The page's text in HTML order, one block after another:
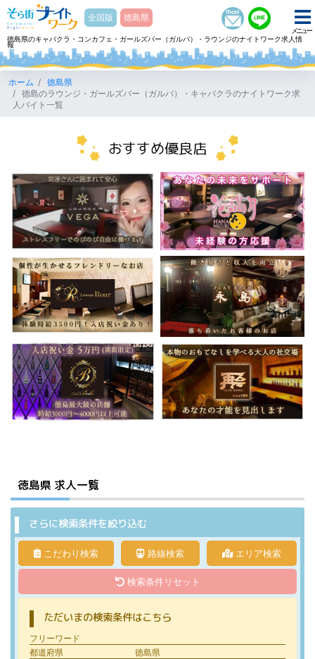
メニュー
そら街ナイトワーク
全国版
徳島県
徳島県のキャバクラ・コンカフェ・ガールズバー（ガルバ）・ラウンジのナイトワーク求人情
報
ホーム
徳島県
人バイト一覧
おすすめ優良店
徳島県 求人一覧
さらに検索条件を絞り込む
こだわり検索 路線検索 エリア検索
検索条件リセット
ただいまの検索条件はこちら
フリーワード
都道府県
徳島県